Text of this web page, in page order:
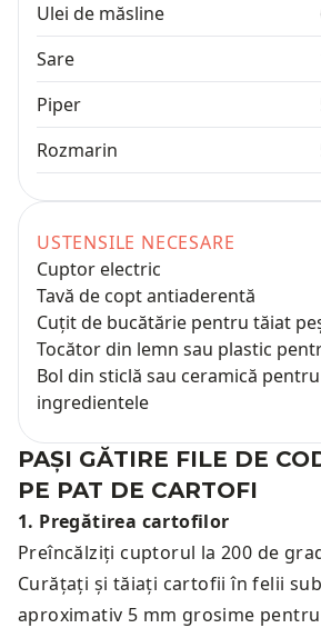
Ulei de măsline
Sare
Piper
Rozmarin
USTENSILE NECESARE
Cuptor electric
Tavă de copt antiaderentă
Cuțit de bucătărie pentru tăiat
Tocător din lemn sau plastic
Bol din sticlă sau ceramică
ingredientele
PAȘI GĂTIRE FILE DE
PE PAT DE CARTOFI
1. Pregătirea cartofilor
Preîncălziți cuptorul la 200 de
Curățați și tăiați cartofii în felii
aproximativ 5 mm grosime